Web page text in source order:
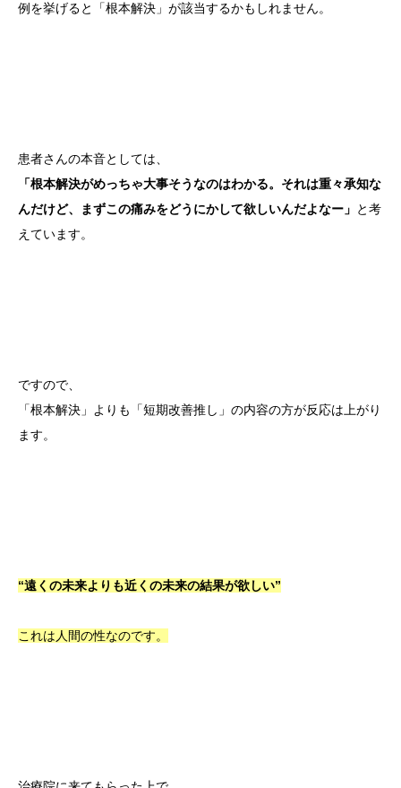
例を挙げると「根本解決」が該当するかもしれません。
患者さんの本音としては、
「根本解決がめっちゃ大事そうなのはわかる。それは重々承知な
んだけど、まずこの痛みをどうにかして欲しいんだよなー」 と考
えています。
ですので、
「根本解決」よりも「短期改善推し」の内容の方が反応は上がり
ます。
“遠くの未来よりも近くの未来の結果が欲しい”
これは人間の性なのです。